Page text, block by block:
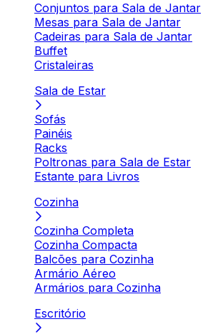
Conjuntos para Sala de Jantar
Mesas para Sala de Jantar
Cadeiras para Sala de Jantar
Buffet
Cristaleiras
Sala de Estar
Sofás
Painéis
Racks
Poltronas para Sala de Estar
Estante para Livros
Cozinha
Cozinha Completa
Cozinha Compacta
Balcões para Cozinha
Armário Aéreo
Armários para Cozinha
Escritório